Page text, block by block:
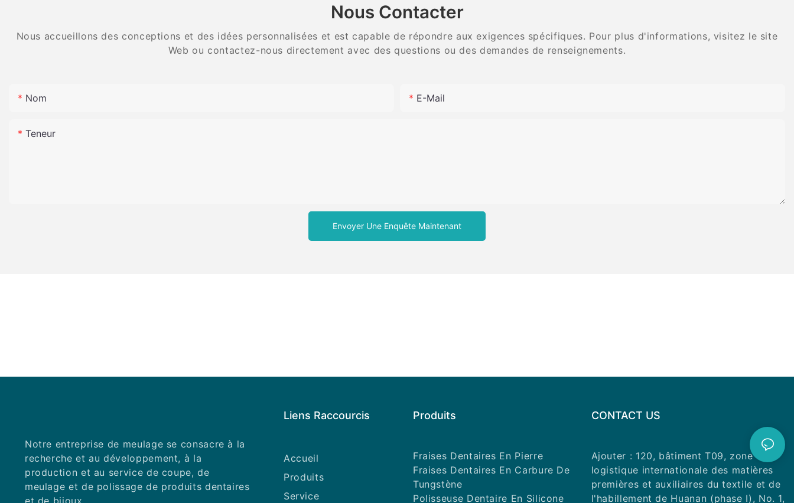
Nous Contacter
Nous accueillons des conceptions et des idées personnalisées et est capable de répondre aux exigences spécifiques. Pour plus d'informations, visitez le site
Web ou contactez-nous directement avec des questions ou des demandes de renseignements.
Nom E-Mail
Teneur
Envoyer Une Enquête Maintenant
Notre entreprise de meulage se consacre à la
recherche et au développement, à la
production et au service de coupe, de
meulage et de polissage de produits dentaires
Liens Raccourcis
Accueil
Produits
Service
Produits
Fraises Dentaires En Pierre
Fraises Dentaires En Carbure De
Tungstène
Polisseuse Dentaire En Silicone
CONTACT US
Ajouter : 120, bâtiment T09, zone
logistique internationale des matières
premières et auxiliaires du textile et de
l'habillement de Huanan (phase I), No. 1,